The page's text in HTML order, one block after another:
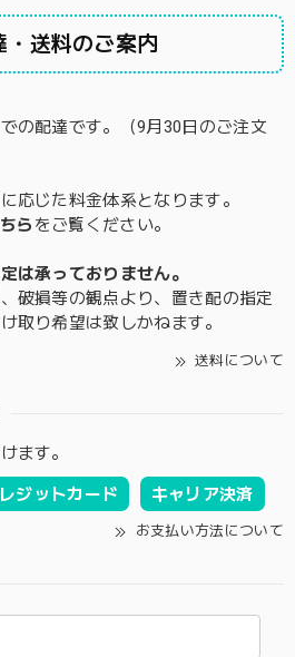
・送料のご案内
の配達です。（9月30日のご注文
応じた料金体系となります。
ら をご覧ください。
は承っておりません。
破損等の観点より、置き配の指定
取り希望は致しかねます。
送料について
ます。
ジットカード キャリア決済
お支払い方法について